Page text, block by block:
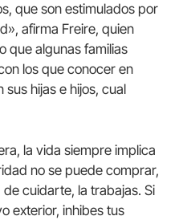
que son estimulados por
afirma Freire, quien
que algunas familias
los que conocer en
hijas e hijos, cual
la vida siempre implica
no se puede comprar,
cuidarte, la trabajas. Si
exterior, inhibes tus